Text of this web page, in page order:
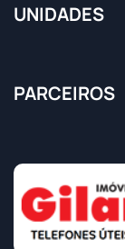
UNIDADES
PARCEIROS